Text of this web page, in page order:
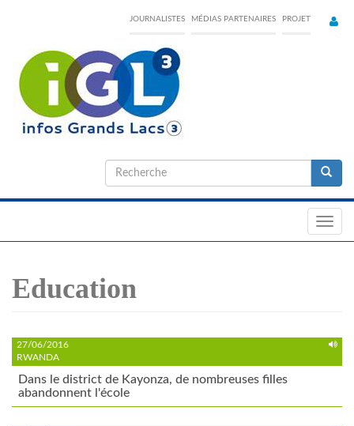
content
JOURNALISTES MÉDIAS PARTENAIRES PROJET
Formulaire
de
Education
27/06/2016
RWANDA
Dans le district de Kayonza, de nombreuses filles
abandonnent l'école